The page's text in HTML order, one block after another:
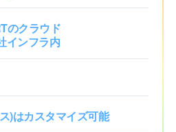
のクラウド
インフラ内
)はカスタマイズ可能